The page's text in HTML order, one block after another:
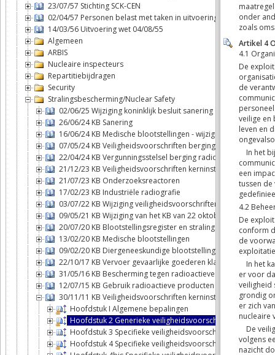
23/07/57 Stichting SCK-CEN
02/04/57 Personen belast met taken in uitvoering van de wet 04/
14/03/56 Uitvoering wet 04/08/55
Algemeen
ARBIS
Nucleaire inspecteurs
Repartitiebijdragen
Security
Stralingsbescherming/Nuclear Safety
02/06/25 Wijziging koninklijk besluit sanering
26/06/24 KB Sanering
16/06/24 KB Medische blootstellingen - wijziging
07/05/24 KB Veiligheidsvoorschriften berging
22/04/24 KB Vergunningsstelsel berging radioactief afval
21/12/23 KB Veiligheidsvoorschriften kerninstallaties
21/07/23 KB Onderzoeksreactoren
17/02/23 KB Industriële radiografie
03/07/22 KB Wijziging veiligheidsvoorschriften kerninstallaties
09/05/21 KB Wijziging van het KB van 22 oktober 2017
20/07/20 KB Blootstellingsregister en stralingspaspoort
13/02/20 KB Medische blootstellingen
09/02/20 KB Diergeneeskundige blootstellingen
22/10/17 KB Vervoer gevaarlijke goederen klasse 7
31/05/16 KB Bescherming tegen radioactieve stoffen water
12/07/15 KB Gebruik radioactieve producten In VITRO of In
30/11/11 KB Veiligheidsvoorschriften kerninstallaties
Hoofdstuk I Algemene bepalingen
Hoofdstuk 2 Generieke veiligheidsvoorschriften
Hoofdstuk 3 Specifieke veiligheidsvoorschriften voor de
Hoofdstuk 4 Specifieke veiligheidsvoorschriften voor de